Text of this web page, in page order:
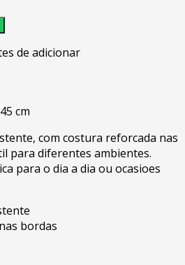
de adicionar
cm
com costura reforcada nas
para diferentes ambientes.
para o dia a dia ou ocasioes
bordas